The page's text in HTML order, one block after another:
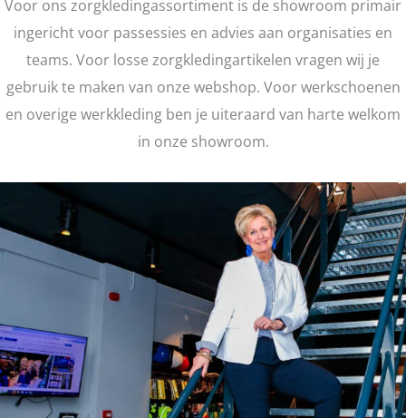
Voor ons zorgkledingassortiment is de showroom primair
ingericht voor passessies en advies aan organisaties en
teams. Voor losse zorgkledingartikelen vragen wij je
gebruik te maken van onze webshop. Voor werkschoenen
en overige werkkleding ben je uiteraard van harte welkom
in onze showroom.